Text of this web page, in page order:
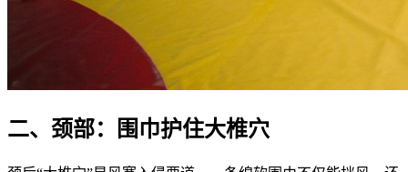
二、颈部：围巾护住大椎穴